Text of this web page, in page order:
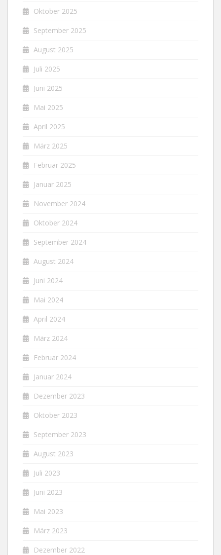
Oktober 2025
September 2025
August 2025
Juli 2025
Juni 2025
Mai 2025
April 2025
März 2025
Februar 2025
Januar 2025
November 2024
Oktober 2024
September 2024
August 2024
Juni 2024
Mai 2024
April 2024
März 2024
Februar 2024
Januar 2024
Dezember 2023
Oktober 2023
September 2023
August 2023
Juli 2023
Juni 2023
Mai 2023
März 2023
Dezember 2022